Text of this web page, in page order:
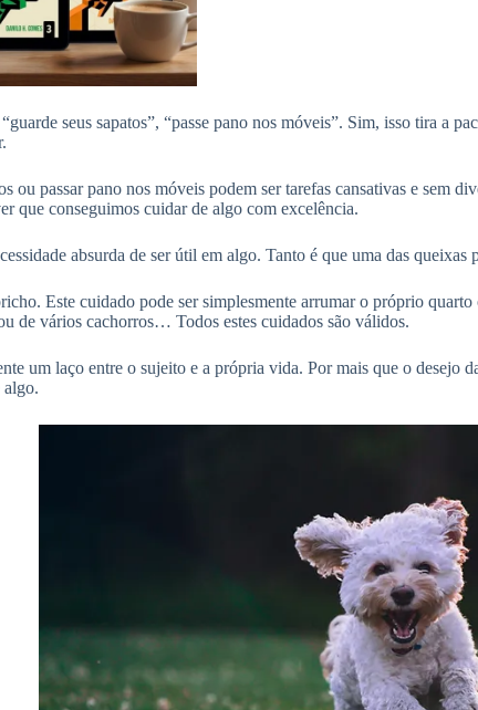
seus sapatos”, “passe pano nos móveis”. Sim, isso tira a
ou passar pano nos móveis podem ser tarefas cansativas e sem
que conseguimos cuidar de algo com excelência.
absurda de ser útil em algo. Tanto é que uma das
Este cuidado pode ser simplesmente arrumar o próprio
de vários cachorros… Todos estes cuidados são válidos.
um laço entre o sujeito e a própria vida. Por mais que o desejo
algo.